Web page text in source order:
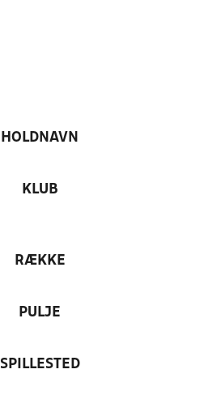
HOLDNAVN
KLUB
RÆKKE
PULJE
SPILLESTED